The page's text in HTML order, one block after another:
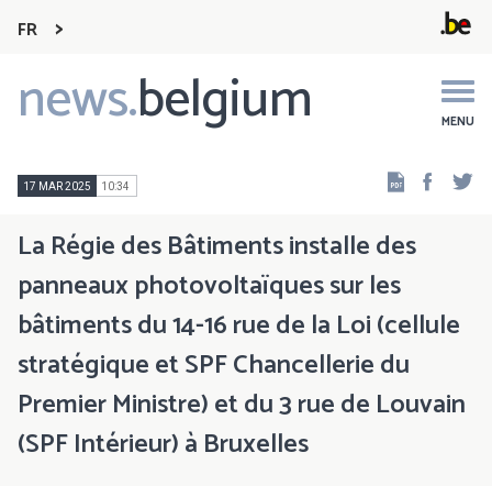
FR
news.belgium MENU
Main
navigation
17 MAR 2025 10:34
La Régie des Bâtiments installe des
panneaux photovoltaïques sur les
bâtiments du 14-16 rue de la Loi (cellule
stratégique et SPF Chancellerie du
Premier Ministre) et du 3 rue de Louvain
(SPF Intérieur) à Bruxelles